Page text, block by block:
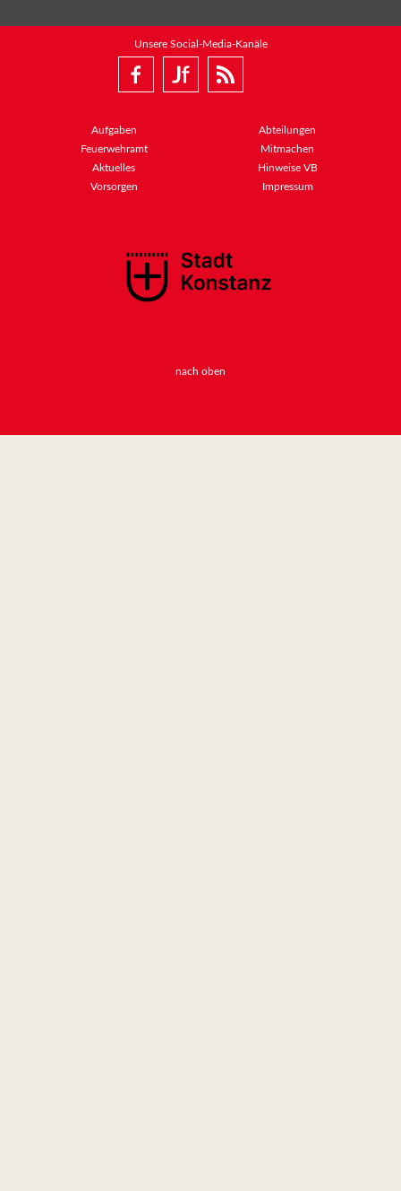
Unsere Social-Media-Kanäle
Aufgaben
Abteilungen
Feuerwehramt
Mitmachen
Aktuelles
Hinweise VB
Vorsorgen
Impressum
nach oben